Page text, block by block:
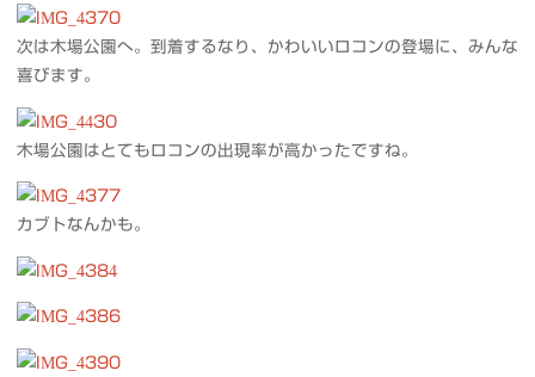
次は木場公園へ。到着するなり、かわいいロコンの登場に、みんな
喜びます。
木場公園はとてもロコンの出現率が高かったですね。
カブトなんかも。